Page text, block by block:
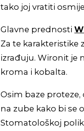
tako joj vratiti
Glavne prednosti
Za te karakteristike
izrađuju. Wironit je
kroma i kobalta.
Osim baze
na zube kako bi se
Stomatološkoj